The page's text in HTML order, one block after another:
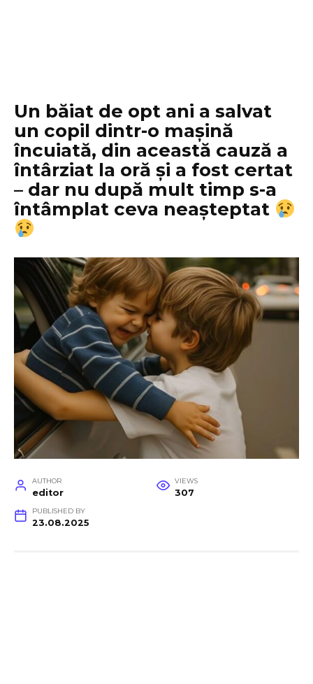
Un băiat de opt ani a salvat
un copil dintr-o mașină
încuiată, din această cauză a
întârziat la oră și a fost certat
– dar nu după mult timp s-a
întâmplat ceva neașteptat
AUTHOR
editor
VIEWS
307
PUBLISHED BY
23.08.2025